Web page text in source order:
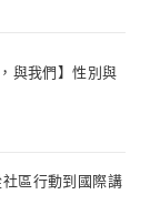
與我們】性別與
區行動到國際講